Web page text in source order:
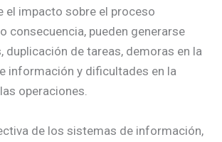
el impacto sobre el proceso
consecuencia, pueden generarse
duplicación de tareas, demoras en la
información y dificultades en la
operaciones.
de los sistemas de información,